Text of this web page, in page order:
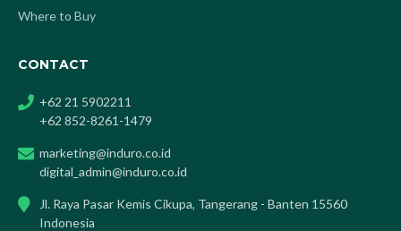
Where to Buy
CONTACT
+62 21 5902211
+62 852-8261-1479
marketing@induro.co.id
digital_admin@induro.co.id
Jl. Raya Pasar Kemis Cikupa, Tangerang - Banten 15560
Indonesia